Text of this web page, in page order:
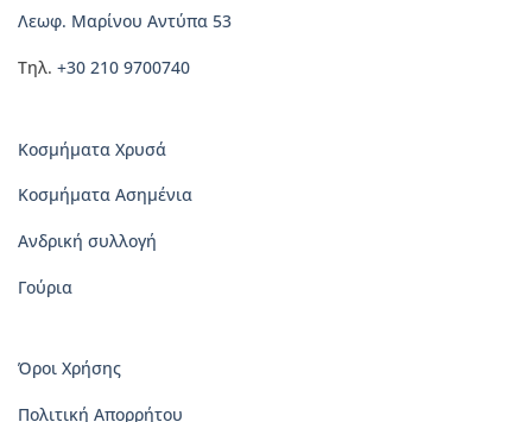
προϊόντος
Λεωφ. Μαρίνου Αντύπα 53
Τηλ. +30 210 9700740
Κοσμήματα Χρυσά
Κοσμήματα Ασημένια
Ανδρική συλλογή
Γούρια
Όροι Χρήσης
Πολιτική Απορρήτου